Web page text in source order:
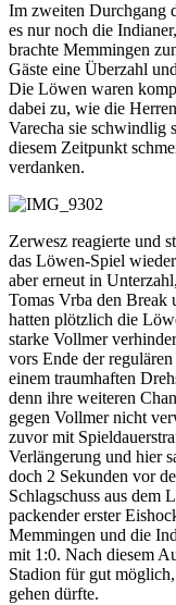
Im zweiten Durchgang
es nur noch die
brachte Memmingen
Gäste eine Überzahl
Die Löwen waren
dabei zu, wie die
Varecha sie schwindlig
diesem Zeitpunkt
verdanken.
Zerwesz reagierte und
das Löwen-Spiel
aber erneut in
Tomas Vrba den Break
hatten plötzlich die
starke Vollmer
vors Ende der
einem traumhaften
denn ihre weiteren
gegen Vollmer nicht
zuvor mit
Verlängerung und hier
doch 2 Sekunden vor
Schlagschuss aus dem
packender erster
Memmingen und die
mit 1:0. Nach diesem
Stadion für gut
gehen dürfte.